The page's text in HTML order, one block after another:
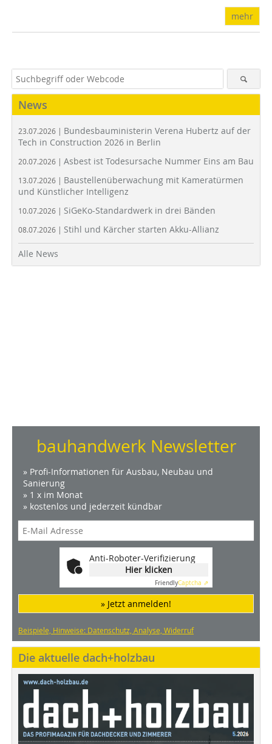
mehr
News
23.07.2026 | Bundesbauministerin Verena Hubertz auf der
Tech in Construction 2026 in Berlin
20.07.2026 | Asbest ist Todesursache Nummer Eins am Bau
13.07.2026 | Baustellenüberwachung mit Kameratürmen
und Künstlicher Intelligenz
10.07.2026 | SiGeKo-Standardwerk in drei Bänden
08.07.2026 | Stihl und Kärcher starten Akku-Allianz
Alle News
bauhandwerk Newsletter
» Profi-Informationen für Ausbau, Neubau und
Sanierung
» 1 x im Monat
» kostenlos und jederzeit kündbar
Anti-Roboter-Verifizierung
Hier klicken
FriendlyCaptcha ⇗
» Jetzt anmelden!
Beispiele, Hinweise: Datenschutz, Analyse, Widerruf
Die aktuelle dach+holzbau